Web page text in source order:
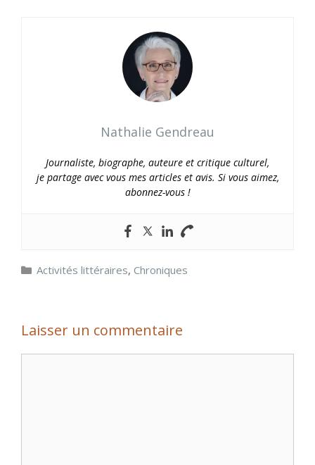
Nathalie Gendreau
Journaliste, biographe, auteure et critique culturel,
je partage avec vous mes articles et avis. Si vous aimez,
abonnez-vous !
Catégories
Activités littéraires, Chroniques
Laisser un commentaire